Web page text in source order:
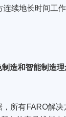
续地长时间工
造和智能制造
所有FARO解